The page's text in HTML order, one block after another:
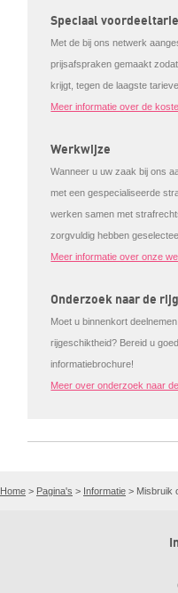
Speciaal
Met de bij ons netwerk
prijsafspraken gemaakt
krijgt, tegen de laagste
Meer informatie over de
Werkwijze
Wanneer u uw zaak bij ons
met een gespecialiseerde
werken samen met
zorgvuldig hebben
Meer informatie over onze
Onderzoek naar de
Moet u binnenkort
rijgeschiktheid? Bereid u
informatiebrochure!
Meer over onderzoek naar
Home > Pagina's > Informatie > Misbruik